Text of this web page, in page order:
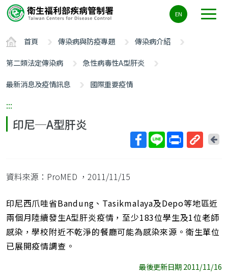
要
容
ALT+C
EN
首頁 傳染病與防疫專題
傳染病介紹
第二類法定傳染病
急性病毒性A型肝炎
最新消息及疫情訊息
國際重要疫情
:::
印尼─A型肝炎
址
回
資料來源：ProMED ，2011/11/15
印尼西爪哇省Bandung、Tasikmalaya及Depo等地區近
兩個月陸續發生A型肝炎疫情，至少183位學生及1位老師
感染，學校附近不乾淨的餐廳可能為感染來源。衛生單位
已展開疫情調查。
最後更新日期 2011/11/16